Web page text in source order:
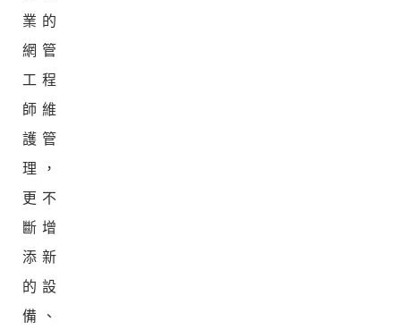
業的
網管
工程
師維
護管
理，
更不
斷增
添新
的設
備、